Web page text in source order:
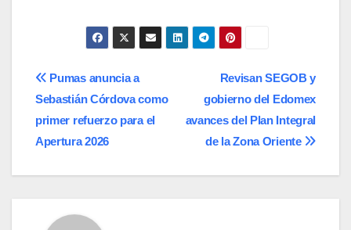
Navegación
de
entradas
Revisan SEGOB y
gobierno del Edomex
avances del Plan Integral
de la Zona Oriente
Pumas anuncia a
Sebastián Córdova como
primer refuerzo para el
Apertura 2026